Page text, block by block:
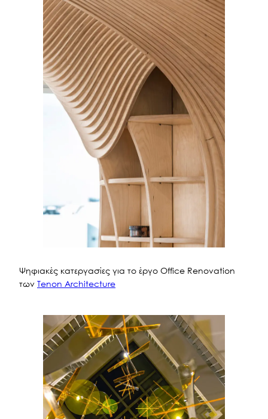
Ψηφιακές κατεργασίες για το έργο Office Renovation
των Tenon Architecture